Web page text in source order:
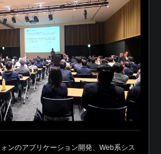
ンのアプリケーション開発、Web系シス